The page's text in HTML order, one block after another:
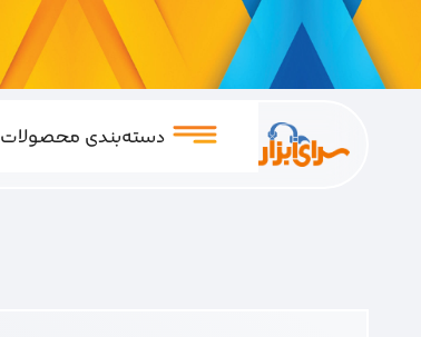
دسته‌بندی محصولات